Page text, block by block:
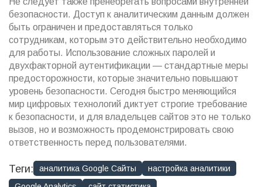
безопасности. Доступ к аналитическим данным должен
быть ограничен и предоставляться только
сотрудникам, которым это действительно необходимо
для работы. Использование сложных паролей и
двухфакторной аутентификации — стандартные меры
предосторожности, которые значительно повышают
уровень безопасности. Сегодня быстро меняющийся
мир цифровых технологий диктует строгие требование
к безопасности, и для владельцев сайтов это не только
вызов, но и возможность продемонстрировать свою
ответственность перед пользователями.
Теги: аналитика Google Сайты
настройка аналитики